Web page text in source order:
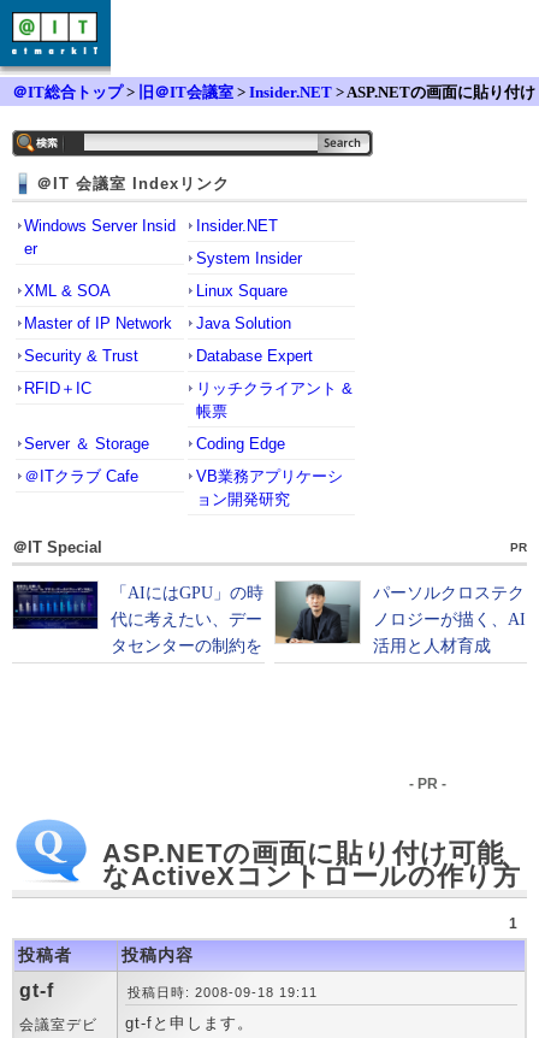
＠IT総合トップ> 旧＠IT会議室 > Insider.NET > ASP.NETの画面に貼り付け
＠IT 会議室 Indexリンク
Windows Server Insid
er
Insider.NET
System Insider
XML & SOA
Linux Square
Master of IP Network
Java Solution
Security & Trust
Database Expert
RFID＋IC
リッチクライアント &
帳票
Server ＆ Storage
Coding Edge
＠ITクラブ Cafe
VB業務アプリケーシ
ョン開発研究
＠IT Special PR
- PR -
ASP.NETの画面に貼り付け可能
なActiveXコントロールの作り方
1
投稿者 投稿内容
gt-f
会議室デビ
投稿日時: 2008-09-18 19:11
gt-fと申します。